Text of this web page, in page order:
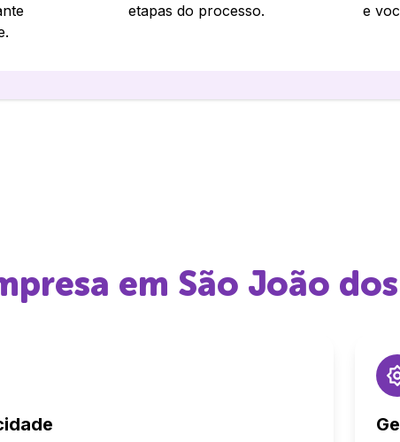
etapas do processo.
e
em São João